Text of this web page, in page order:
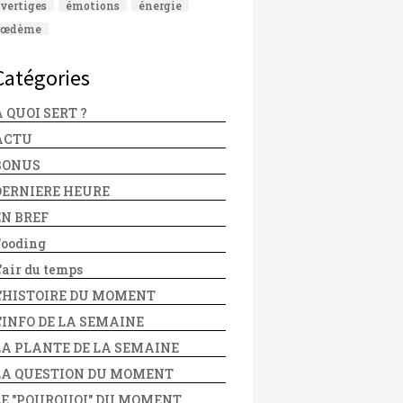
vertiges émotions
énergie
œdème
QUOI SERT ?
HEURE
BREF
du temps
DU MOMENT
DE LA SEMAINE
PLANTE DE LA SEMAINE
QUESTION DU MOMENT